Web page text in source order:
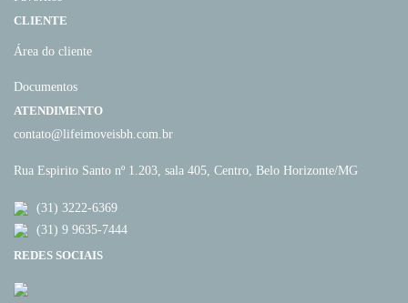
CLIENTE
Área do cliente
Documentos
ATENDIMENTO
contato@lifeimoveisbh.com.br
Rua Espirito Santo nº 1.203, sala 405, Centro, Belo Horizonte/MG
(31) 3222-6369
(31) 9 9635-7444
REDES SOCIAIS